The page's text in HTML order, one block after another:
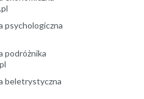
psychologiczna
podróżnika
beletrystyczna